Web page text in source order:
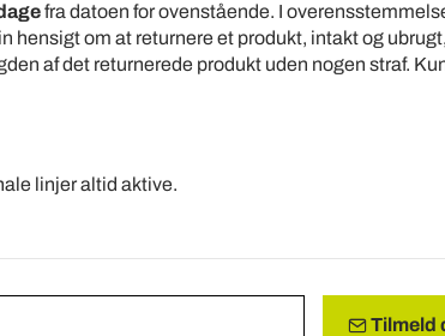
fra datoen for ovenstående. I
hensigt om at returnere et produkt, intakt og
af det returnerede produkt uden nogen straf.
linjer altid aktive.
Tilmeld